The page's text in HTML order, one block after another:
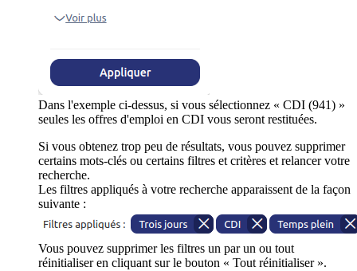
Dans l'exemple ci-dessus, si vous sélectionnez « CDI (941) »
seules les offres d'emploi en CDI vous seront restituées.
Si vous obtenez trop peu de résultats, vous pouvez supprimer
certains mots-clés ou certains filtres et critères et relancer votre
recherche.
Les filtres appliqués à votre recherche apparaissent de la façon
suivante :
Vous pouvez supprimer les filtres un par un ou tout
réinitialiser en cliquant sur le bouton « Tout réinitialiser ».